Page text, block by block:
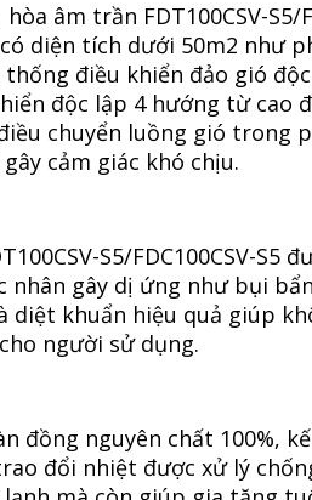
âm trần FDT100CSV-S5/
diện tích dưới 50m2 như
điều khiển đảo gió
độc lập 4 hướng từ cao
chuyển luồng gió trong
cảm giác khó chịu.
S5/FDC100CSV-S5
gây dị ứng như bụi
diệt khuẩn hiệu quả giúp
người sử dụng.
đồng nguyên chất 100%,
đổi nhiệt được xử lý